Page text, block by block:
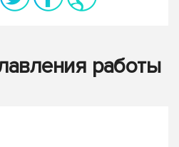
работы